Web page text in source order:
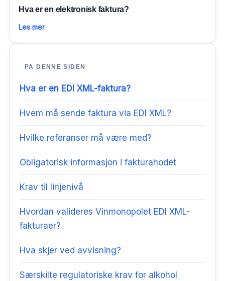
Hva er en elektronisk faktura?
Les mer
PA DENNE SIDEN
Hva er en EDI XML-faktura?
Hvem må sende faktura via EDI XML?
Hvilke referanser må være med?
Obligatorisk informasjon i fakturahodet
Krav til linjenivå
Hvordan valideres Vinmonopolet EDI XML-
fakturaer?
Hva skjer ved avvisning?
Særskilte regulatoriske krav for alkohol